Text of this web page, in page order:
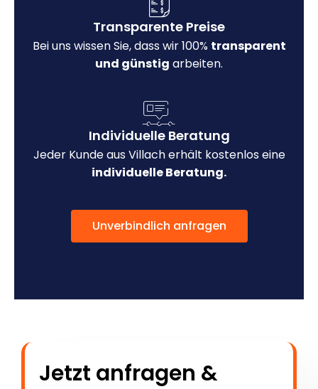
Transparente Preise
Bei uns wissen Sie, dass wir 100% transparent
und günstig arbeiten.
Individuelle Beratung
Jeder Kunde aus Villach erhält kostenlos eine
individuelle Beratung.
Unverbindlich anfragen
Jetzt anfragen &